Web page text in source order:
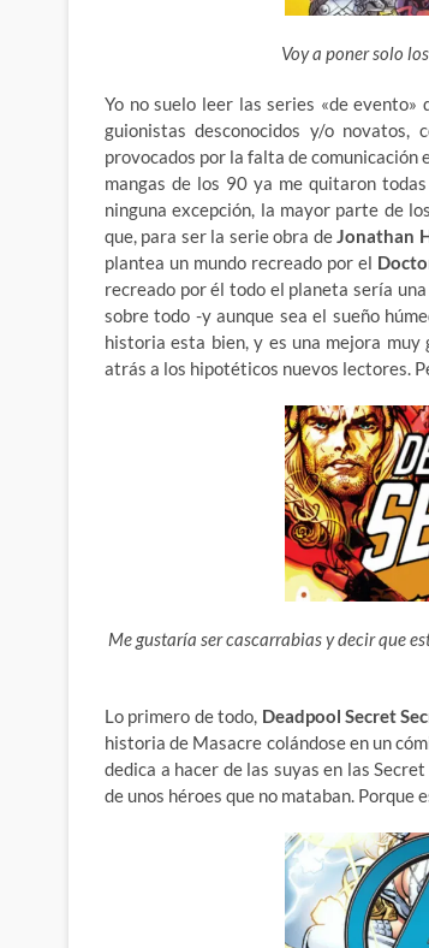
Voy a poner solo
Yo no suelo leer las series «de evento»
guionistas desconocidos y/o novatos,
provocados por la falta de
mangas de los 90 ya me quitaron
ninguna excepción, la mayor parte de
que, para ser la serie obra deJonathan
plantea un mundo recreado por el
recreado por él todo el planeta sería una
sobre todo -y aunque sea el sueño
historia esta bien, y es una mejora
atrás a los hipotéticos nuevos lectores.
Me gustaría ser cascarrabias y decir que
Lo primero de todo, Deadpool Secret
historia de Masacre colándose en un
dedica a hacer de las suyas en las
de unos héroes que no mataban. Porque